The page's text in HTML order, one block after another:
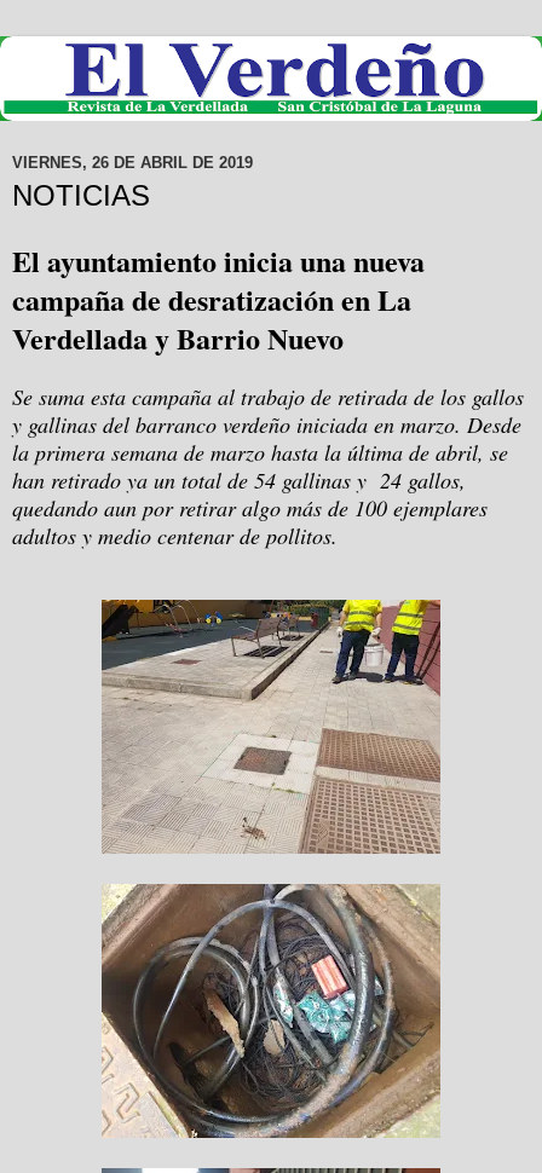
VIERNES, 26 DE ABRIL DE 2019
NOTICIAS
El ayuntamiento inicia una nueva
campaña de desratización en La
Verdellada y Barrio Nuevo
Se suma esta campaña al trabajo de retirada de los gallos
y gallinas del barranco verdeño iniciada en marzo. Desde
la primera semana de marzo hasta la última de abril, se
han retirado ya un total de 54 gallinas y 24 gallos,
quedando aun por retirar algo más de 100 ejemplares
adultos y medio centenar de pollitos.